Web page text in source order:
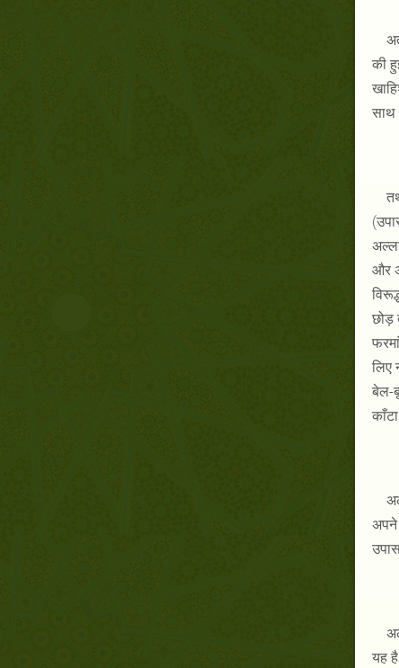
की
साथ
और
छोड़
लिए
बेल-
अपने
यह